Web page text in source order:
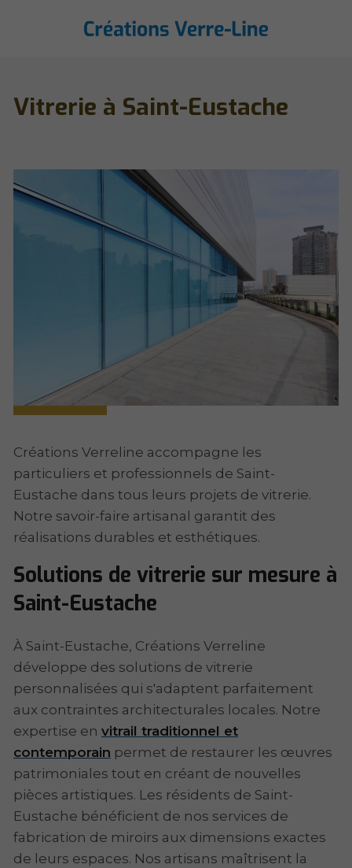
Vitrerie à Saint-Eustache
Créations Verreline accompagne les
particuliers et professionnels de Saint-
Eustache dans tous leurs projets de vitrerie.
Notre savoir-faire artisanal garantit des
réalisations durables et esthétiques.
Solutions de vitrerie sur mesure à
Saint-Eustache
À Saint-Eustache, Créations Verreline
développe des solutions de vitrerie
personnalisées qui s'adaptent parfaitement
aux contraintes architecturales locales. Notre
expertise en vitrail traditionnel et
contemporain permet de restaurer les œuvres
patrimoniales tout en créant de nouvelles
pièces artistiques. Les résidents de Saint-
Eustache bénéficient de nos services de
fabrication de miroirs aux dimensions exactes
de leurs espaces. Nos artisans maîtrisent la